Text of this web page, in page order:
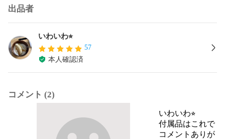
出品者
いわいわ⭐︎
57
本人確認済
コメント (2)
いわいわ⭐︎
付属品はこれで
コメントありが